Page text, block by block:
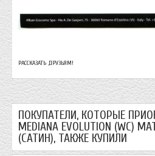
РАССКАЗАТЬ ДРУЗЬЯМ!
ПОКУПАТЕЛИ, КОТОРЫЕ
MEDIANA EVOLUTION (WC)
(САТИН), ТАКЖЕ КУПИЛИ